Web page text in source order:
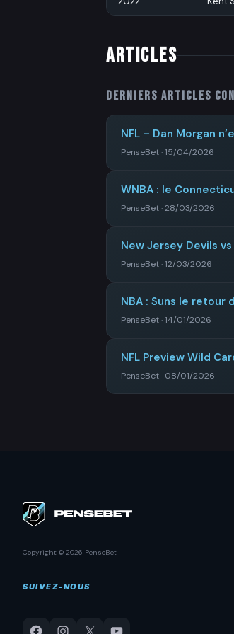
ARTICLES
Derniers articles
NFL – Dan Morgan
PenseBet · 15/04/2026
WNBA : le
PenseBet · 28/03/2026
New Jersey Devils
PenseBet · 12/03/2026
NBA : Suns le
PenseBet · 14/01/2026
NFL Preview Wild
PenseBet · 08/01/2026
Copyright © 2026 PenseBet
SUIVEZ-NOUS